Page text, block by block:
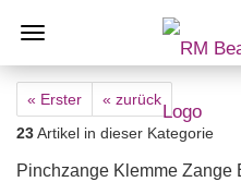
« Erster
« zurück
23Artikel in dieser Kategorie
Pinchzange Klemme Zange